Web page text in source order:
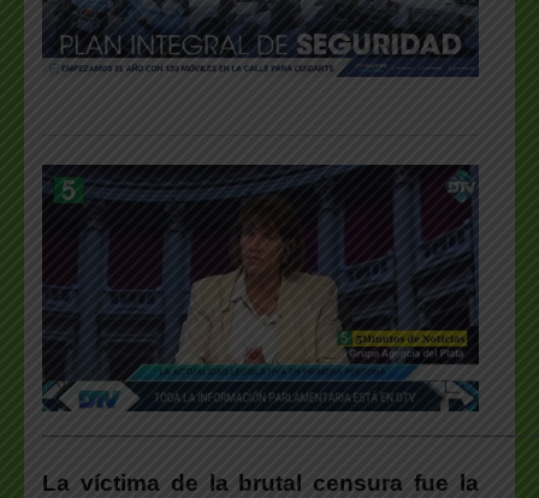
La víctima de la brutal censura fue la